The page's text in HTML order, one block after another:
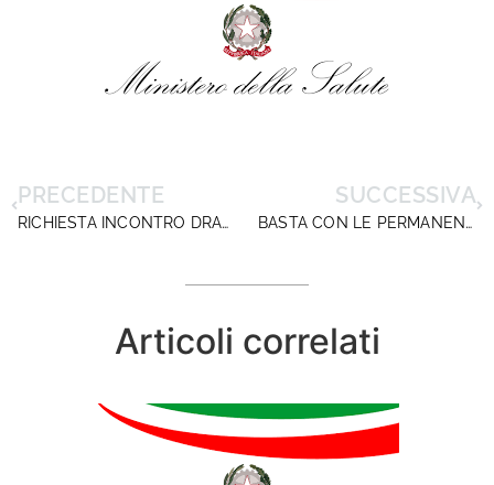
PRECEDENTE
RICHIESTA INCONTRO DRAGHI-FRANCO: IL COMUNICATO DIRIGENTISCUOLA SULLE PRINCIPALI AGENZIE DI STAMPA
SUCCESSIVA
BASTA CON LE PERMANENZE IN SERVIZIO: SI RISPETTI LA NORMA!
Articoli correlati